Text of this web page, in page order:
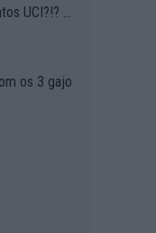
UCI?!? S
Is
na estra
os 3 gajo